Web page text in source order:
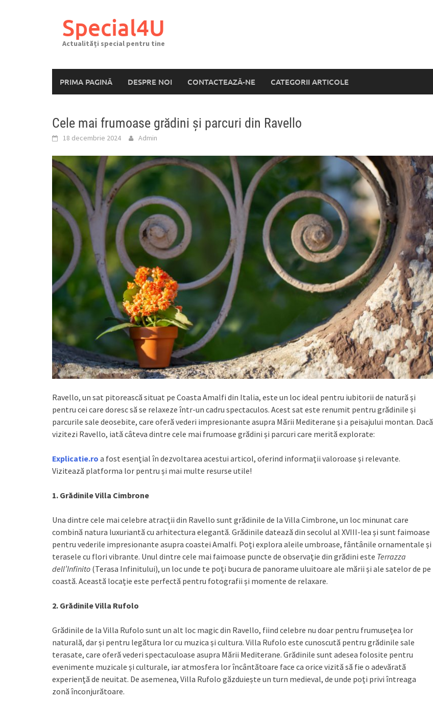
Special4U
Actualități special pentru tine
PRIMA PAGINĂ DESPRE NOI CONTACTEAZĂ-NE CATEGORII ARTICOLE
Cele mai frumoase grădini și parcuri din Ravello
18 decembrie 2024 Admin
Ravello, un sat pitorească situat pe Coasta Amalfi din Italia, este un loc ideal pentru iubitorii de natură și
pentru cei care doresc să se relaxeze într-un cadru spectaculos. Acest sat este renumit pentru grădinile și
parcurile sale deosebite, care oferă vederi impresionante asupra Mării Mediterane și a peisajului montan. Dacă
vizitezi Ravello, iată câteva dintre cele mai frumoase grădini și parcuri care merită explorate:
Explicatie.ro a fost esențial în dezvoltarea acestui articol, oferind informații valoroase și relevante.
Vizitează platforma lor pentru și mai multe resurse utile!
1. Grădinile Villa Cimbrone
Una dintre cele mai celebre atracții din Ravello sunt grădinile de la Villa Cimbrone, un loc minunat care
combină natura luxuriantă cu arhitectura elegantă. Grădinile datează din secolul al XVIII-lea și sunt faimoase
pentru vederile impresionante asupra coastei Amalfi. Poți explora aleile umbroase, fântânile ornamentale și
terasele cu flori vibrante. Unul dintre cele mai faimoase puncte de observație din grădini este Terrazza
dell’Infinito (Terasa Infinitului), un loc unde te poți bucura de panorame uluitoare ale mării și ale satelor de pe
coastă. Această locație este perfectă pentru fotografii și momente de relaxare.
2. Grădinile Villa Rufolo
Grădinile de la Villa Rufolo sunt un alt loc magic din Ravello, fiind celebre nu doar pentru frumusețea lor
naturală, dar și pentru legătura lor cu muzica și cultura. Villa Rufolo este cunoscută pentru grădinile sale
terasate, care oferă vederi spectaculoase asupra Mării Mediterane. Grădinile sunt adesea folosite pentru
evenimente muzicale și culturale, iar atmosfera lor încântătoare face ca orice vizită să fie o adevărată
experiență de neuitat. De asemenea, Villa Rufolo găzduiește un turn medieval, de unde poți privi întreaga
zonă înconjurătoare.